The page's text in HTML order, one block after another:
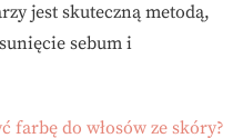
jest skuteczną metodą,
sebum i
farbę do włosów ze skóry?